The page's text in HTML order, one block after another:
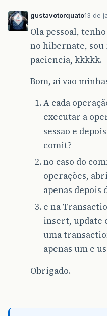
gustavotorquato13 de
Ola pessoal,
no hibernate,
paciencia, kkkkk.
Bom, ai vao
A cada
executar a
sessao e
comit?
no caso do
operações,
apenas depois
e na
insert, update
uma
apenas um e
Obrigado.